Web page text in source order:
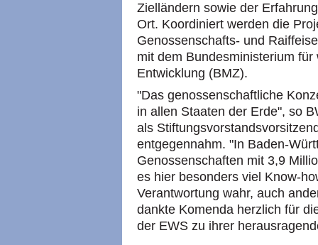
Zielländern sowie der
Ort. Koordiniert werden die
Genossenschafts- und
mit dem Bundesministerium
Entwicklung (BMZ).
"Das genossenschaftliche
in allen Staaten der Erde", so
als
entgegennahm. "In Baden-
Genossenschaften mit 3,9
es hier besonders viel Know-
Verantwortung wahr, auch
dankte Komenda herzlich für
der EWS zu ihrer